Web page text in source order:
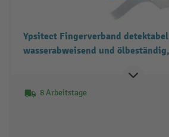
Ypsitect Fingerverband detektabel
wasserabweisend und
8 Arbeitstage